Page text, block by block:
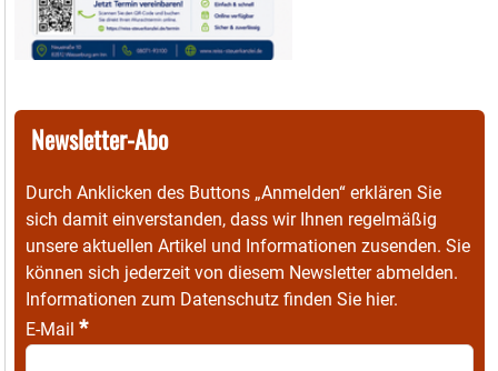
Newsletter-Abo
Durch Anklicken des Buttons „Anmelden“ erklären Sie
sich damit einverstanden, dass wir Ihnen regelmäßig
unsere aktuellen Artikel und Informationen zusenden. Sie
können sich jederzeit von diesem Newsletter abmelden.
Informationen zum Datenschutz finden Sie hier.
E-Mail *